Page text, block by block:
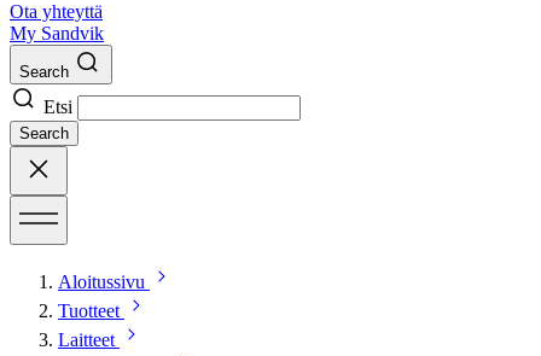
Ota yhteyttä
My Sandvik
Search
Etsi
Search
Aloitussivu
Tuotteet
Laitteet